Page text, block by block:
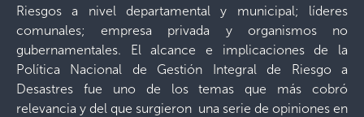
Riesgos a nivel departamental y municipal; líderes
comunales; empresa privada y organismos no
gubernamentales. El alcance e implicaciones de la
Política Nacional de Gestión Integral de Riesgo a
Desastres fue uno de los temas que más cobró
relevancia y del que surgieron una serie de opiniones en